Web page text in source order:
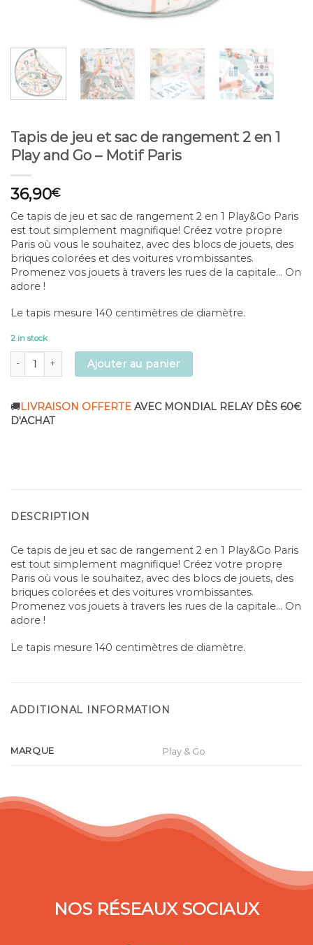
Tapis de jeu et sac de rangement 2 en 1
Play and Go – Motif Paris
36,90€
Ce tapis de jeu et sac de rangement 2 en 1 Play&Go Paris
est tout simplement magnifique! Créez votre propre
Paris où vous le souhaitez, avec des blocs de jouets, des
briques colorées et des voitures vrombissantes.
Promenez vos jouets à travers les rues de la capitale… On
adore !
Le tapis mesure 140 centimètres de diamètre.
2 in stock
Tapis de jeu et sac de rangement 2 en 1 Play and Go - Motif Paris
Ajouter au panier
🚚LIVRAISON OFFERTE AVEC MONDIAL RELAY DÈS 60€
D'ACHAT
DESCRIPTION
Ce tapis de jeu et sac de rangement 2 en 1 Play&Go Paris
est tout simplement magnifique! Créez votre propre
Paris où vous le souhaitez, avec des blocs de jouets, des
briques colorées et des voitures vrombissantes.
Promenez vos jouets à travers les rues de la capitale… On
adore !
Le tapis mesure 140 centimètres de diamètre.
ADDITIONAL INFORMATION
MARQUE Play & Go
NOS RÉSEAUX SOCIAUX